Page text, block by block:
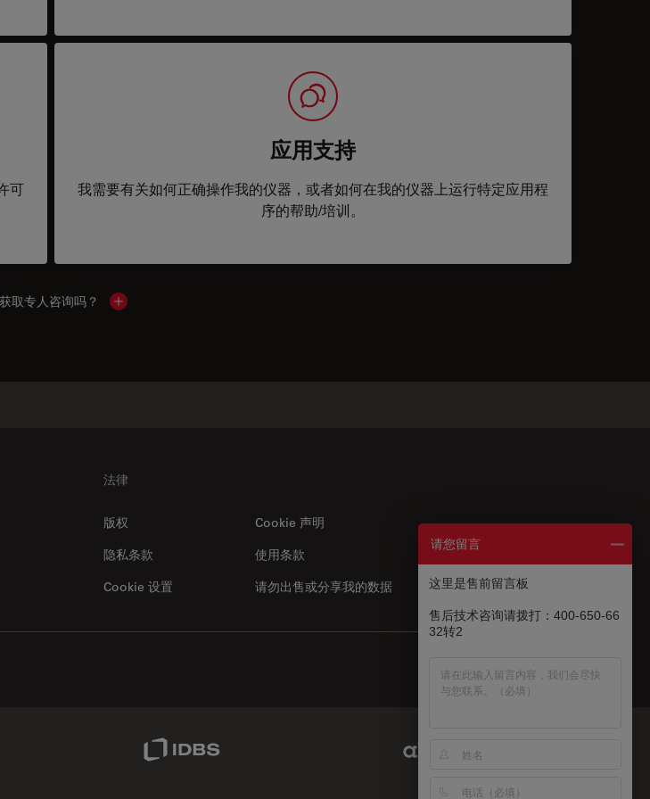
可
应用支持
我需要有关如何正确操作我的仪器，或者如何在我的仪器上运行特定应用程
序的帮助/培训。
取专人咨询吗？ Show local contacts
法律
版权
Cookie 声明
隐私条款
请勿出售或分享我的数据
使用条款
Cookie 设置
US|zh
IDBS Link
请您留言
这里是售前留言板
售后技术咨询请拨打：400-650-66
32转2